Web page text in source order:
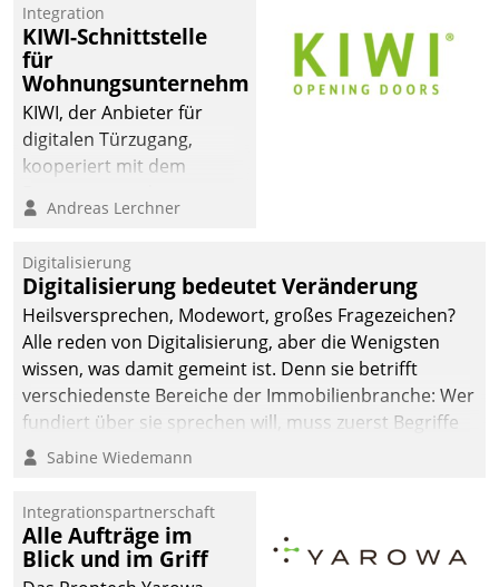
Integration
KIWI-Schnittstelle
für
Wohnungsunternehmen
KIWI, der Anbieter für
digitalen Türzugang,
kooperiert mit dem
Softwareentwicklungshaus
Andreas Lerchner
Digitalisierung
Digitalisierung bedeutet Veränderung
Heilsversprechen, Modewort, großes Fragezeichen?
Alle reden von Digitalisierung, aber die Wenigsten
wissen, was damit gemeint ist. Denn sie betrifft
verschiedenste Bereiche der Immobilienbranche: Wer
fundiert über sie sprechen will, muss zuerst Begriffe
klären. Ein Aspekt ist die betriebliche Optimierung:
Einsparungen durch optimierte und automatisierte
Prozesse. Doch man darf nicht zu viel erwarten: Allein
mit der Einführung einer neuen Software ist es nicht
Sabine Wiedemann
Integrationspartnerschaft
Alle Aufträge im
Blick und im Griff